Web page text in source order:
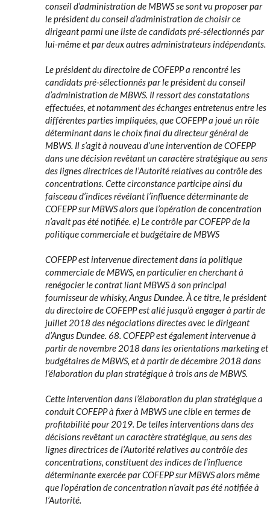
conseil d’administration de MBWS se sont vu proposer par
le président du conseil d’administration de choisir ce
dirigeant parmi une liste de candidats pré-sélectionnés par
lui-même et par deux autres administrateurs indépendants.
Le président du directoire de COFEPP a rencontré les
candidats pré-sélectionnés par le président du conseil
d’administration de MBWS. Il ressort des constatations
effectuées, et notamment des échanges entretenus entre les
différentes parties impliquées, que COFEPP a joué un rôle
déterminant dans le choix final du directeur général de
MBWS. Il s’agit à nouveau d’une intervention de COFEPP
dans une décision revêtant un caractère stratégique au sens
des lignes directrices de l’Autorité relatives au contrôle des
concentrations. Cette circonstance participe ainsi du
faisceau d’indices révélant l’influence déterminante de
COFEPP sur MBWS alors que l’opération de concentration
n’avait pas été notifiée. e) Le contrôle par COFEPP de la
politique commerciale et budgétaire de MBWS
COFEPP est intervenue directement dans la politique
commerciale de MBWS, en particulier en cherchant à
renégocier le contrat liant MBWS à son principal
fournisseur de whisky, Angus Dundee. À ce titre, le président
du directoire de COFEPP est allé jusqu’à engager à partir de
juillet 2018 des négociations directes avec le dirigeant
d’Angus Dundee. 68. COFEPP est également intervenue à
partir de novembre 2018 dans les orientations marketing et
budgétaires de MBWS, et à partir de décembre 2018 dans
l’élaboration du plan stratégique à trois ans de MBWS.
Cette intervention dans l’élaboration du plan stratégique a
conduit COFEPP à fixer à MBWS une cible en termes de
profitabilité pour 2019. De telles interventions dans des
décisions revêtant un caractère stratégique, au sens des
lignes directrices de l’Autorité relatives au contrôle des
concentrations, constituent des indices de l’influence
déterminante exercée par COFEPP sur MBWS alors même
que l’opération de concentration n’avait pas été notifiée à
l’Autorité.